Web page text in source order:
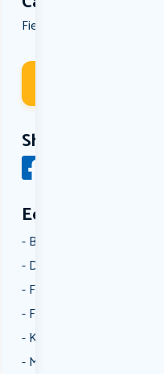
Fietsen
Share
Een aantal
Borrelen
Dansen
Fietsen
Film
Kunst & Cultuur
Muziek